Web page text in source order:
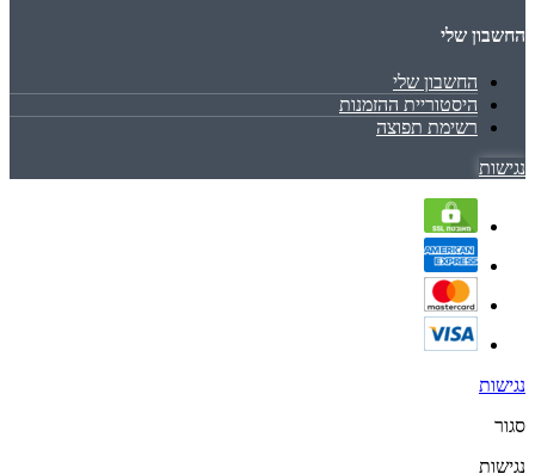
החשבון שלי
החשבון שלי
היסטוריית ההזמנות
רשימת תפוצה
נגישות
נגישות
סגור
נגישות